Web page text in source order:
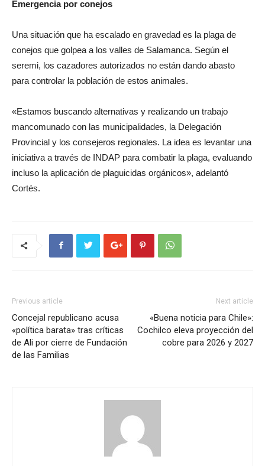
Emergencia por conejos
Una situación que ha escalado en gravedad es la plaga de
conejos que golpea a los valles de Salamanca. Según el
seremi, los cazadores autorizados no están dando abasto
para controlar la población de estos animales.
«Estamos buscando alternativas y realizando un trabajo
mancomunado con las municipalidades, la Delegación
Provincial y los consejeros regionales. La idea es levantar una
iniciativa a través de INDAP para combatir la plaga, evaluando
incluso la aplicación de plaguicidas orgánicos», adelantó
Cortés.
Previous article
Concejal republicano acusa
«política barata» tras críticas
de Ali por cierre de Fundación
de las Familias
Next article
«Buena noticia para Chile»:
Cochilco eleva proyección del
cobre para 2026 y 2027